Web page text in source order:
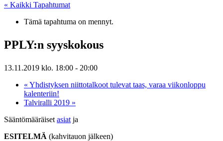
« Kaikki Tapahtumat
Tämä tapahtuma on mennyt.
PPLY:n syyskokous
13.11.2019 klo. 18:00 - 20:00
« Yhdistyksen niittotalkoot tulevat taas, varaa viikonloppu
kalenteriin!
Talviralli 2019 »
Sääntömääräiset asiat ja
ESITELMÄ (kahvitauon jälkeen)